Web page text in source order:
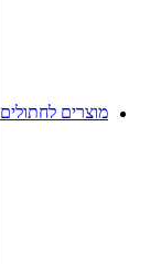
מוצרים לחתולים